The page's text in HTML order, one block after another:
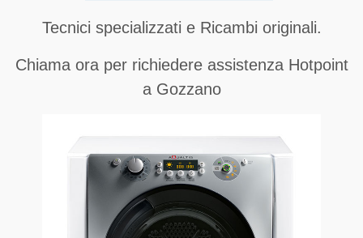
Tecnici specializzati e Ricambi originali.
Chiama ora per richiedere assistenza Hotpoint
a Gozzano